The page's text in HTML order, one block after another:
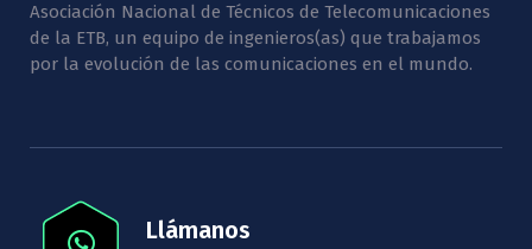
Asociación Nacional de Técnicos de Telecomunicaciones
de la ETB, un equipo de ingenieros(as) que trabajamos
por la evolución de las comunicaciones en el mundo.
Llámanos